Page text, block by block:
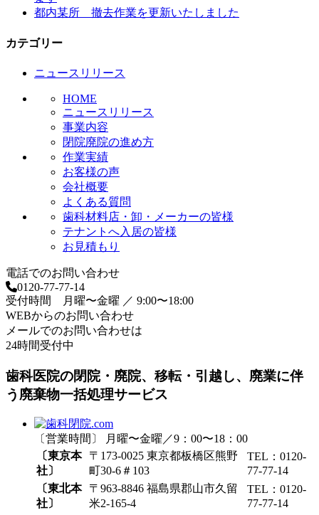
ョ
都内某所 撤去作業を更新いたしました
カテゴリー
ニュースリリース
HOME
ニュースリリース
事業内容
閉院廃院の進め方
作業実績
お客様の声
会社概要
よくある質問
歯科材料店・卸・メーカーの皆様
テナントへ入居の皆様
お見積もり
電話でのお問い合わせ
0120-77-77-14
受付時間 月曜〜金曜 ／ 9:00〜18:00
WEBからのお問い合わせ
メールでのお問い合わせは
24時間受付中
歯科医院の閉院・廃院、移転・引越し、廃業に伴
う廃棄物一括処理サービス
〔営業時間〕 月曜〜金曜／9：00〜18：00
〔東京本
社〕
〒173-0025 東京都板橋区熊野
町30-6＃103
TEL：0120-
77-77-14
〔東北本
社〕
〒963-8846 福島県郡山市久留
米2-165-4
TEL：0120-
77-77-14